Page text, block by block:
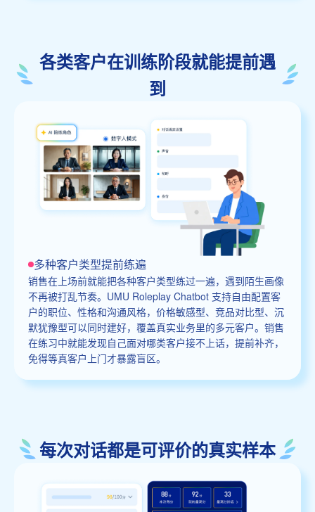
各类客户在训练阶段就能提前遇
到
多种客户类型提前练遍
销售在上场前就能把各种客户类型练过一遍，遇到陌生画像
不再被打乱节奏。UMU Roleplay Chatbot 支持自由配置客
户的职位、性格和沟通风格，价格敏感型、竞品对比型、沉
默犹豫型可以同时建好，覆盖真实业务里的多元客户。销售
在练习中就能发现自己面对哪类客户接不上话，提前补齐，
免得等真客户上门才暴露盲区。
每次对话都是可评价的真实样本